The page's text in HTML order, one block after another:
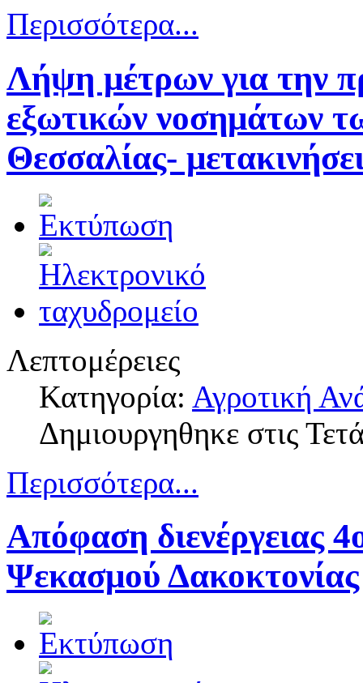
Περισσότερα...
Λήψη μέτρων για την
εξωτικών νοσημάτων
Θεσσαλίας-
Λεπτομέρειες
Κατηγορία: Αγροτική
Δημιουργηθηκε στις
Περισσότερα...
Απόφαση διενέργειας
Ψεκασμού Δακοκτονίας